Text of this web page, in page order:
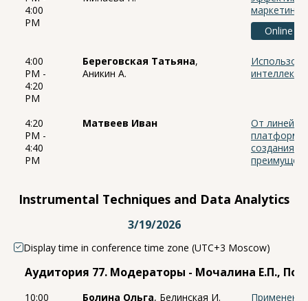
4:00
PM
Online
4:00
PM -
4:20
PM
Береговская Татьяна,
Аникин А.
4:20
PM -
4:40
PM
Матвеев Иван
От
создания
Instrumental Techniques and Data Analytics
3/19/2026
Display time in conference time zone (UTC+3 Moscow)
Аудитория 77. Модераторы - Мочалина Е.П.,
10:00 Болина Ольга, Белинская И.